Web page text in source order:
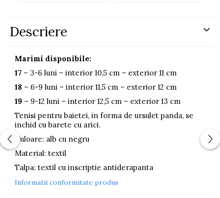
Descriere
Marimi disponibile:
17 – 3-6 luni – interior 10,5 cm – exterior 11 cm
18 – 6-9 luni – interior 11,5 cm – exterior 12 cm
19 – 9-12 luni – interior 12,5 cm – exterior 13 cm
Tenisi pentru baietei, in forma de ursulet panda, se
inchid cu barete cu arici.
Culoare: alb cu negru
Material: textil
Talpa: textil cu inscriptie antiderapanta
Informatii conformitate produs